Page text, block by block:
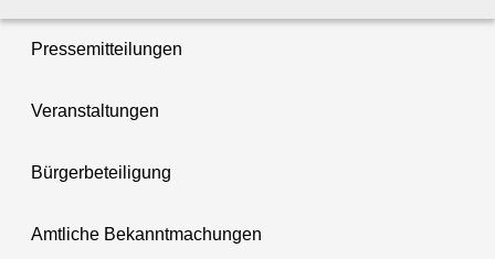
Pressemitteilungen
Veranstaltungen
Bürgerbeteiligung
Amtliche Bekanntmachungen